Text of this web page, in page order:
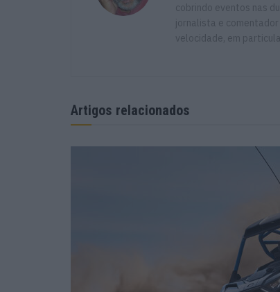
cobrindo eventos nas
jornalista e
velocidade, em
Artigos relacionados